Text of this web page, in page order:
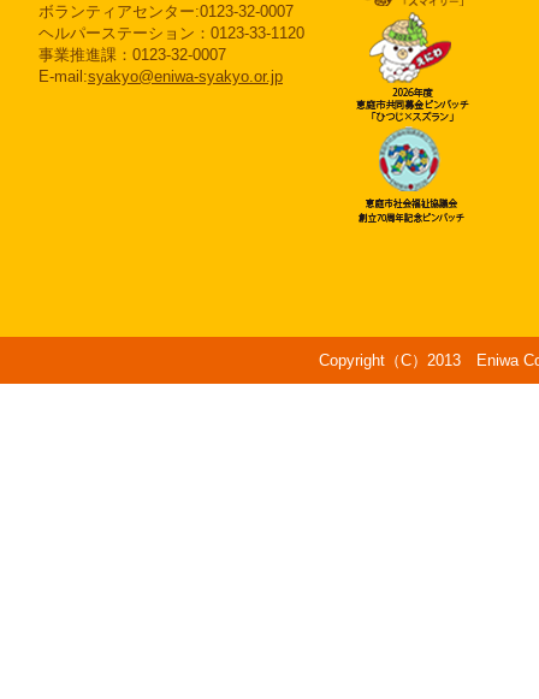
ボランティアセンター:0123-32-0007
ヘルパーステーション：0123-33-1120
事業推進課：0123-32-0007
E-mail:syakyo@eniwa-syakyo.or.jp
Copyright（C）2013 Eniwa